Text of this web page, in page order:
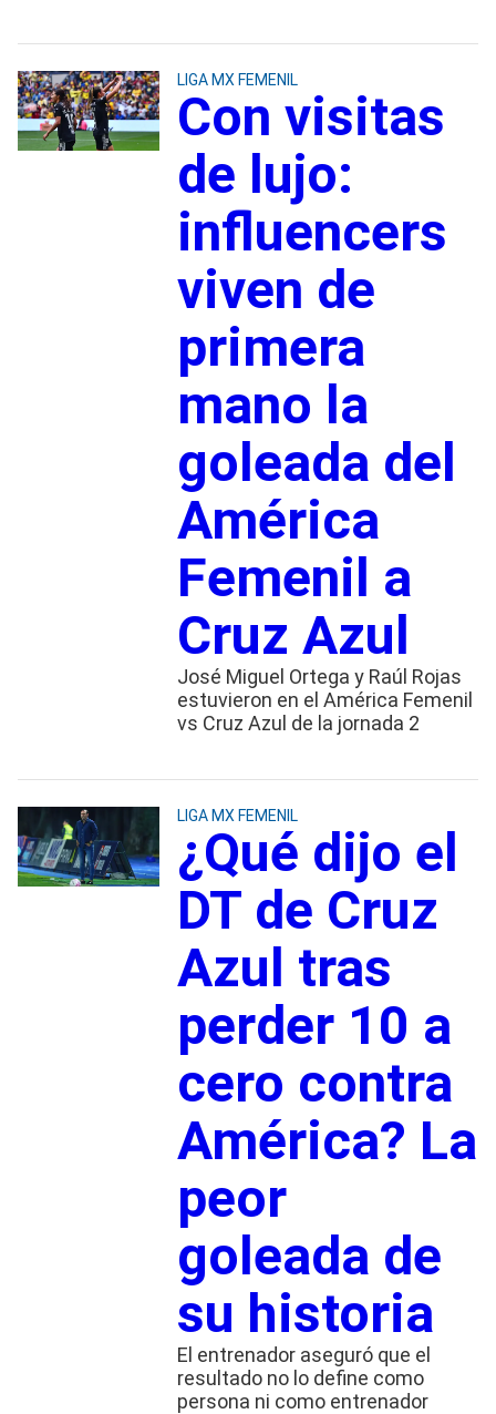
LIGA MX FEMENIL
Con visitas
de lujo:
influencers
viven de
primera
mano la
goleada del
América
Femenil a
Cruz Azul
José Miguel Ortega y Raúl Rojas
estuvieron en el América Femenil
vs Cruz Azul de la jornada 2
LIGA MX FEMENIL
¿Qué dijo el
DT de Cruz
Azul tras
perder 10 a
cero contra
América? La
peor
goleada de
su historia
El entrenador aseguró que el
resultado no lo define como
persona ni como entrenador